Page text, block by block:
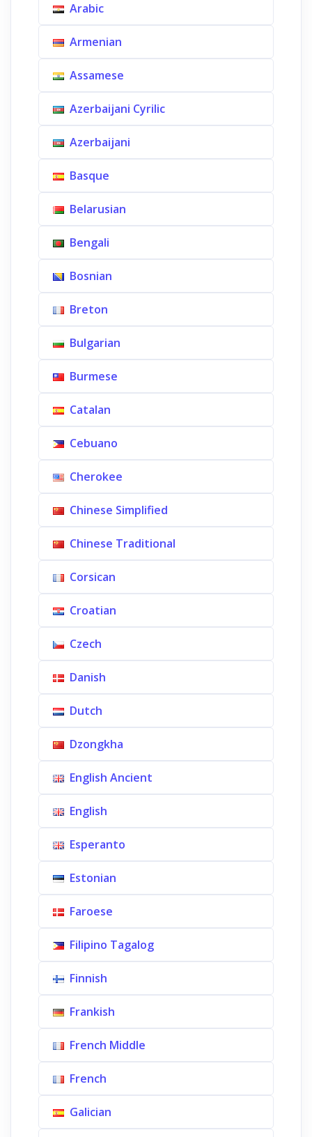
Arabic
Armenian
Assamese
Azerbaijani Cyrilic
Azerbaijani
Basque
Belarusian
Bengali
Bosnian
Breton
Bulgarian
Burmese
Catalan
Cebuano
Cherokee
Chinese Simplified
Chinese Traditional
Corsican
Croatian
Czech
Danish
Dutch
Dzongkha
English Ancient
English
Esperanto
Estonian
Faroese
Filipino Tagalog
Finnish
Frankish
French Middle
French
Galician